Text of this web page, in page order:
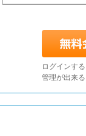
ログインす
管理が出来